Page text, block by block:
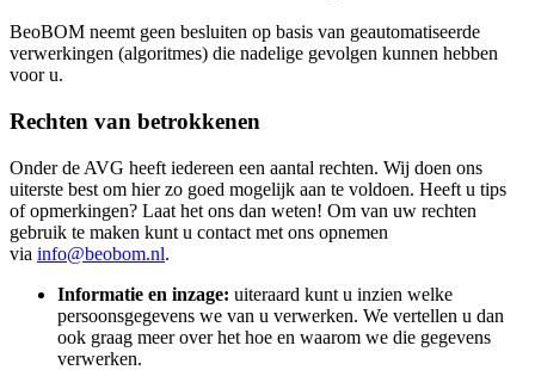
BeoBOM neemt geen besluiten op basis van geautomatiseerde
verwerkingen (algoritmes) die nadelige gevolgen kunnen hebben
voor u.
Rechten van betrokkenen
Onder de AVG heeft iedereen een aantal rechten. Wij doen ons
uiterste best om hier zo goed mogelijk aan te voldoen. Heeft u tips
of opmerkingen? Laat het ons dan weten! Om van uw rechten
gebruik te maken kunt u contact met ons opnemen
via info@beobom.nl.
Informatie en inzage: uiteraard kunt u inzien welke
persoonsgegevens we van u verwerken. We vertellen u dan
ook graag meer over het hoe en waarom we die gegevens
verwerken.